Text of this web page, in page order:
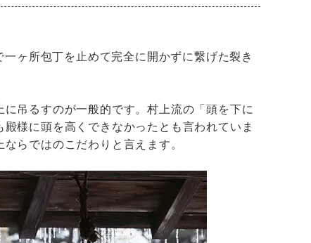
ヶ所包丁を止めて完全に開かずに繋げた裂き
吊るすのが一般的です。村上流の「頭を下に
様に頭を高くできなかったとも言われていま
らではのこだわりと言えます。